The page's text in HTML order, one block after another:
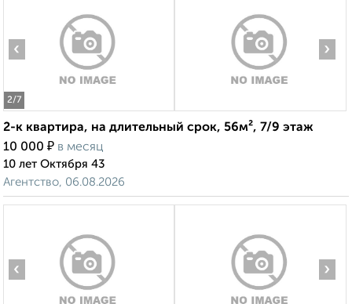
2/7
‹ ›
2-к квартира, на длительный срок, 56м², 7/9 этаж
10 000 ₽ в месяц
10 лет Октября 43
Агентство, 06.08.2026
‹ ›